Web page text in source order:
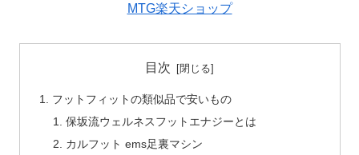
MTG楽天ショップ
目次
フットフィットの類似品で安いもの
保坂流ウェルネスフットエナジーとは
カルフット ems足裏マシン